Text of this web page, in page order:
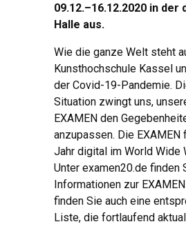
09.12.–16.12.2020 in der
Halle aus.
Wie die ganze Welt steht
Kunsthochschule Kassel
der Covid-19-Pandemie.
Situation zwingt uns,
EXAMEN den
anzupassen. Die
Jahr digital im World Wide
Unter examen20.de finden
Informationen zur
finden Sie auch eine
Liste, die fortlaufend